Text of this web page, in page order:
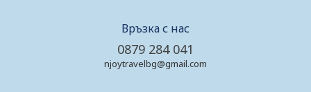
Връзка с нас
0879 284 041
njoytravelbg@gmail.com